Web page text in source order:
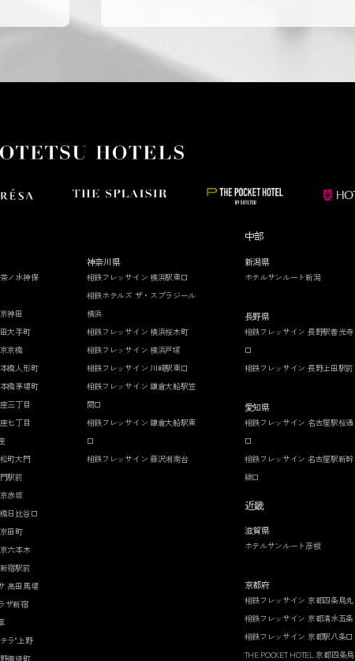
ノ水神保
神田
大手町
京橋
橋人形町
橋茅場町
三丁目
七丁目
町大門
駅前
赤坂
日比谷口
田町
六本木
宿駅前
高田馬場
ザ新宿
ラ"上野
御徒町
神奈川県
相鉄フレッサイン 横浜駅東口
相鉄ホテルズ ザ・スプラジール
横浜
相鉄フレッサイン 横浜桜木町
相鉄フレッサイン 横浜戸塚
相鉄フレッサイン 川崎駅東口
相鉄フレッサイン 鎌倉大船駅笠
間口
相鉄フレッサイン 鎌倉大船駅東
口
相鉄フレッサイン 藤沢湘南台
中部
新潟県
ホテルサンルート新潟
長野県
相鉄フレッサイン 長野駅善光寺
口
相鉄フレッサイン 長野上田駅前
愛知県
相鉄フレッサイン 名古屋駅桜通
口
相鉄フレッサイン 名古屋駅新幹
線口
近畿
滋賀県
ホテルサンルート彦根
京都府
相鉄フレッサイン 京都四条烏丸
相鉄フレッサイン 京都清水五条
相鉄フレッサイン 京都駅八条口
THE POCKET HOTEL 京都四条烏